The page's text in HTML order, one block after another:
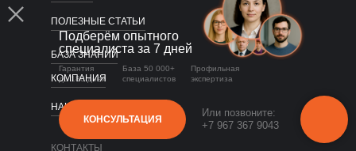
КОНСУЛЬТАЦИЯ
Или позвоните:
+7 967 367 9043
Профильная
экспертиза
База 50 000+
специалистов
Гарантия
до 180 дней
Подберём опытного
специалиста за 7 дней
ПОЛЕЗНЫЕ СТАТЬИ
КОНТАКТЫ
БАЗА ЗНАНИЙ
КОМПАНИЯ
НАШИ ФИЛИАЛЫ